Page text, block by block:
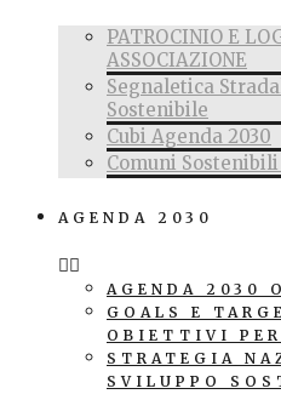
PATROCINIO E
ASSOCIAZIONE
Segnaletica
Sostenibile
Cubi Agenda 2030
Comuni
AGENDA 2030
AGENDA 2030
GOALS E
OBIETTIVI
STRATEGIA
SVILUPPO